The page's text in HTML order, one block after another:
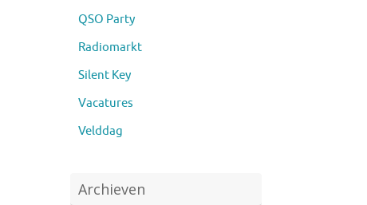
QSO Party
Radiomarkt
Silent Key
Vacatures
Velddag
Archieven